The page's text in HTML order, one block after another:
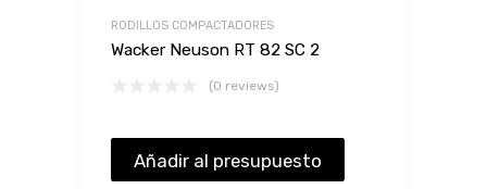
RODILLOS COMPACTADORES
Wacker Neuson RT 82 SC 2
(0 reviews)
Añadir al presupuesto